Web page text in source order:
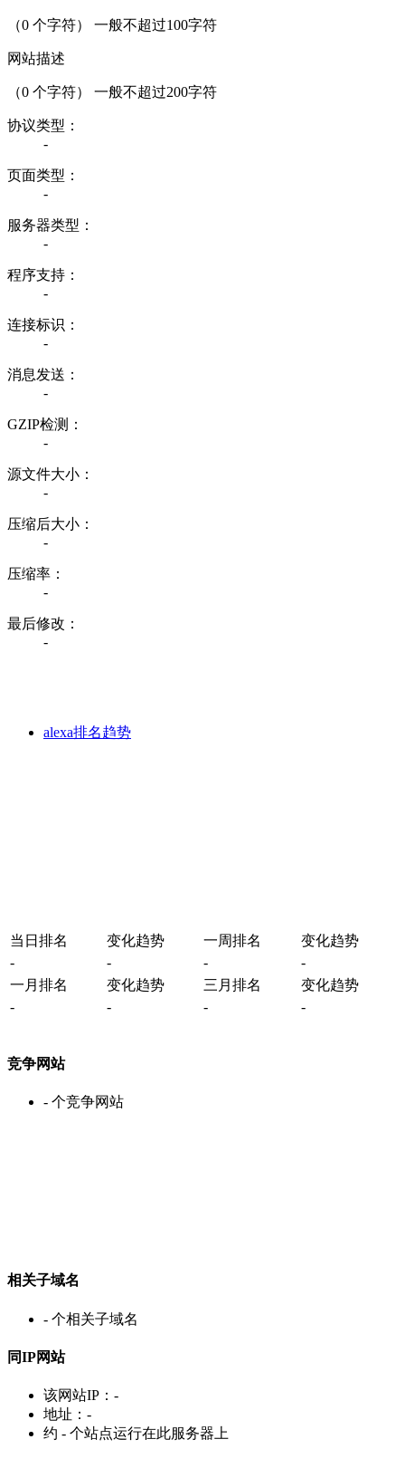
（0 个字符） 一般不超过100字符
网站描述
（0 个字符） 一般不超过200字符
协议类型：
-
页面类型：
-
服务器类型：
-
程序支持：
-
连接标识：
-
消息发送：
-
GZIP检测：
-
源文件大小：
-
压缩后大小：
-
压缩率：
-
最后修改：
-
alexa排名趋势
当日排名 变化趋势 一周排名
变化趋势
-
- -
-
一月排名
变化趋势 三月排名
变化趋势
-
- - -
竞争网站
- 个竞争网站
相关子域名
- 个相关子域名
同IP网站
该网站IP： -
地址： -
约 - 个站点运行在此服务器上